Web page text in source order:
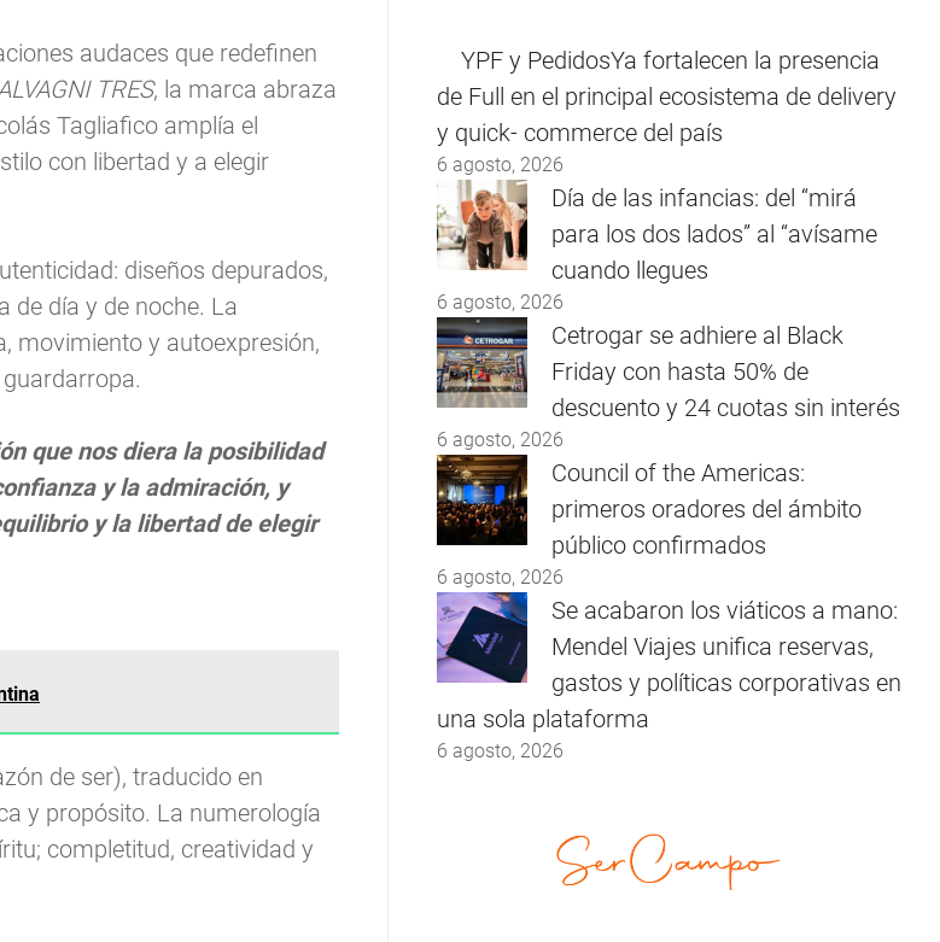
audaces que redefinen
TRES, la marca abraza
Tagliafico amplía el
con libertad y a elegir
diseños depurados,
de día y de noche. La
movimiento y autoexpresión,
que nos diera la posibilidad
y la admiración, y
y la libertad de elegir
de ser), traducido en
y propósito. La numerología
completitud, creatividad y
YPF y PedidosYa fortalecen la presencia
de Full en el principal ecosistema de delivery
y quick- commerce del país
6 agosto, 2026
Día de las infancias: del “mirá
para los dos lados” al “avísame
cuando llegues
6 agosto, 2026
Cetrogar se adhiere al Black
Friday con hasta 50% de
descuento y 24 cuotas sin interés
6 agosto, 2026
Council of the Americas:
primeros oradores del ámbito
público confirmados
6 agosto, 2026
Se acabaron los viáticos a mano:
Mendel Viajes unifica reservas,
gastos y políticas corporativas en
una sola plataforma
6 agosto, 2026